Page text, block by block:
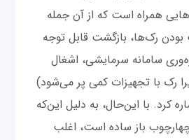
همراه است که از آن جمله
رک‌ها، بازگشت قابل توجه
سامانه سرمایشی، اشغال
رک با تجهیزات کمی پر می‌شود)
کرد. با این‌حال، به دلیل این‌که
باز ساده است، اغلب